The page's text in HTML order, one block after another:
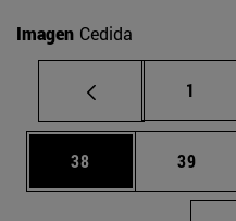
Imagen Cedida
Página
1
Página
38 Página
39